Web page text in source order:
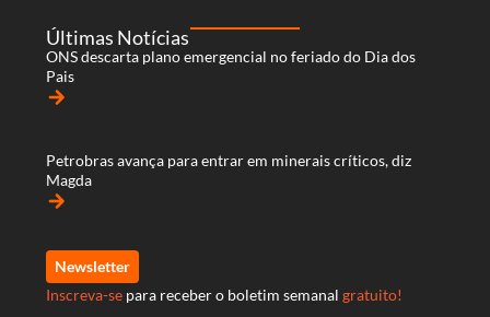
Últimas Notícias
ONS descarta plano emergencial no feriado do Dia dos
Pais
arrow_forward
Petrobras avança para entrar em minerais críticos, diz
Magda
arrow_forward
Newsletter
Inscreva-se para receber o boletim semanal gratuito!